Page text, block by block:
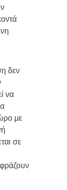
δεν
να
με
σε